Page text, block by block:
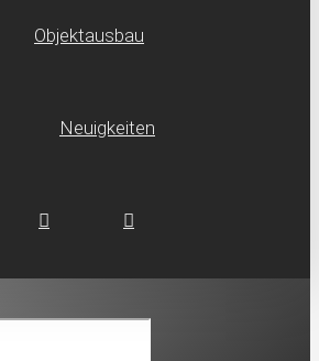
Objektausbau
Neuig­keiten